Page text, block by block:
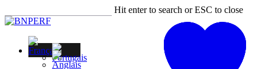
to
content
Hit enter to search or ESC to close
Close